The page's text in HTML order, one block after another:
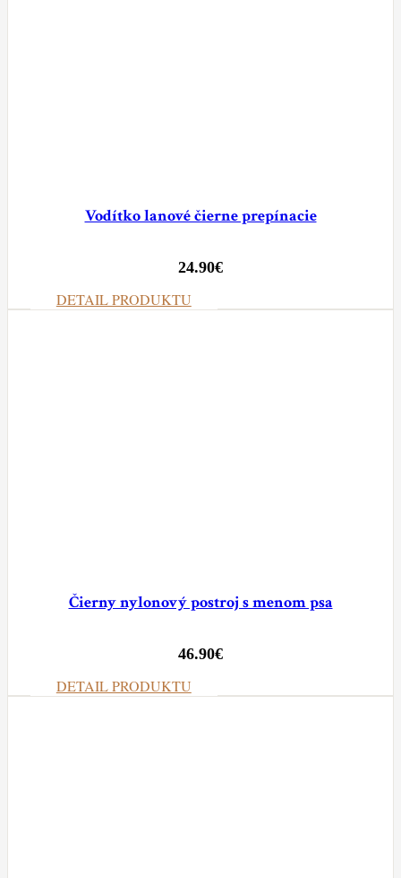
Vodítko lanové čierne prepínacie
24.90€
DETAIL PRODUKTU
Čierny nylonový postroj s menom psa
46.90€
DETAIL PRODUKTU